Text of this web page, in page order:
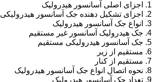
اجزای اصلی آسانسور هیدرولیک
اجزای تشکیل دهنده جک آسانسور هیدرولیکی
انواع جک آسانسور هیدرولیک
جک هیدرولیک آسانسور غیر مستقیم
جک آسانسور هیدرولیکی مستقیم
مستقیم از زیر
مستقیم از کنار
نحوه اتصال انواع جک آسانسور هیدرولیک
تعداد جک آسانسور هیدرولیک